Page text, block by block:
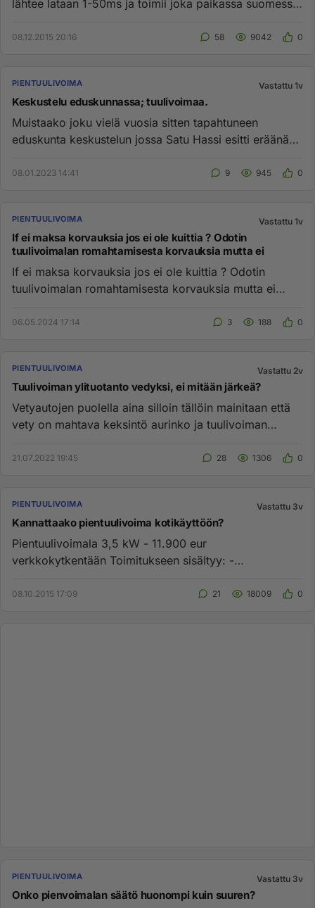
lähtee lataan 1-50ms ja toimii joka paikassa suomessa
08.12.2015 20:16 58 9042 0
PIENTUULIVOIMA Vastattu 1v
Keskustelu eduskunnassa; tuulivoimaa.
Muistaako joku vielä vuosia sitten tapahtuneen
eduskunta keskustelun jossa Satu Hassi esitti eräänä
08.01.2023 14:41 9 945 0
PIENTUULIVOIMA Vastattu 1v
If ei maksa korvauksia jos ei ole kuittia ? Odotin
tuulivoimalan romahtamisesta korvauksia mutta ei
If ei maksa korvauksia jos ei ole kuittia ? Odotin
tuulivoimalan romahtamisesta korvauksia mutta ei
06.05.2024 17:14 3 188 0
PIENTUULIVOIMA Vastattu 2v
Tuulivoiman ylituotanto vedyksi, ei mitään järkeä?
Vetyautojen puolella aina silloin tällöin mainitaan että
vety on mahtava keksintö aurinko ja tuulivoiman
21.07.2022 19:45 28 1306 0
PIENTUULIVOIMA Vastattu 3v
Kannattaako pientuulivoima kotikäyttöön?
Pientuulivoimala 3,5 kW - 11.900 eur
verkkokytkentään Toimitukseen sisältyy: -
08.10.2015 17:09 21 18009 0
PIENTUULIVOIMA Vastattu 3v
Onko pienvoimalan säätö huonompi kuin suuren?